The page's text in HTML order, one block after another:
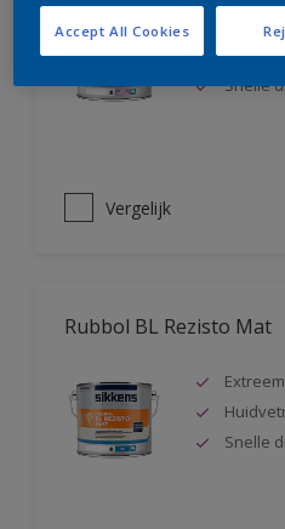
Snelle
Vergelijk
Rubbol BL Rezisto Mat
Snelle
Accept All Cookies